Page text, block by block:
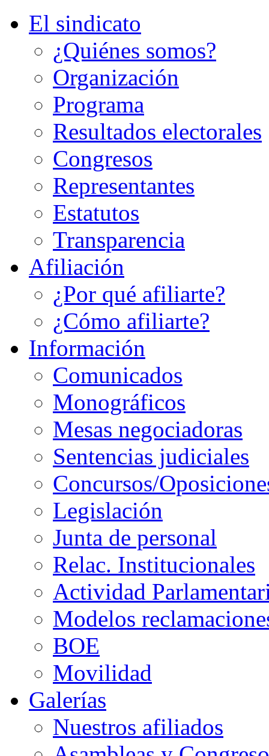
El sindicato
¿Quiénes somos?
Organización
Programa
Resultados electorales
Congresos
Representantes
Estatutos
Transparencia
Afiliación
¿Por qué afiliarte?
¿Cómo afiliarte?
Información
Comunicados
Monográficos
Mesas negociadoras
Sentencias judiciales
Concursos/
Legislación
Junta de personal
Relac. Institucionales
Actividad
Modelos
BOE
Movilidad
Galerías
Nuestros afiliados